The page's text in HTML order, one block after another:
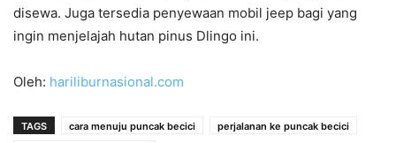
disewa. Juga tersedia penyewaan mobil jeep bagi yang
ingin menjelajah hutan pinus Dlingo ini.
Oleh: hariliburnasional.com
TAGS cara menuju puncak becici
perjalanan ke puncak becici